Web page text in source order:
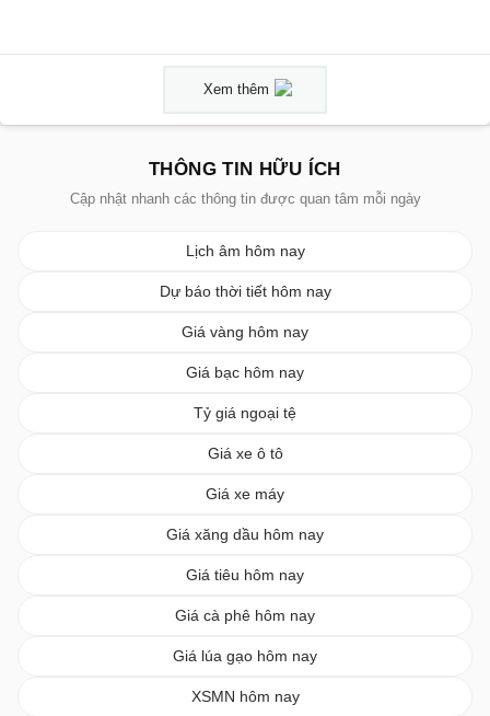
Xem thêm
THÔNG TIN HỮU ÍCH
Cập nhật nhanh các thông tin được quan tâm mỗi ngày
Lịch âm hôm nay
Dự báo thời tiết hôm nay
Giá vàng hôm nay
Giá bạc hôm nay
Tỷ giá ngoại tệ
Giá xe ô tô
Giá xe máy
Giá xăng dầu hôm nay
Giá tiêu hôm nay
Giá cà phê hôm nay
Giá lúa gạo hôm nay
XSMN hôm nay